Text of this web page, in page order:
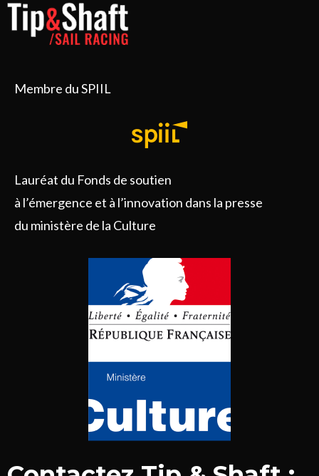
Membre du SPIIL
Lauréat du Fonds de soutien
à l’émergence et à l’innovation dans la presse
du ministère de la Culture